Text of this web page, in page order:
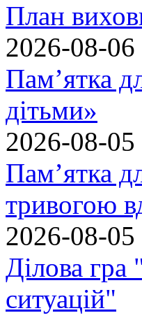
План
2026-08-06
Пам’ятка
дітьми»
2026-08-05
Пам’ятка
тривогою
2026-08-05
Ділова гра
ситуацій"